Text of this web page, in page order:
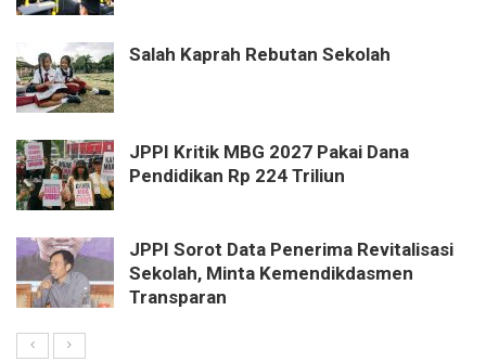
Salah Kaprah Rebutan Sekolah
JPPI Kritik MBG 2027 Pakai Dana
Pendidikan Rp 224 Triliun
JPPI Sorot Data Penerima Revitalisasi
Sekolah, Minta Kemendikdasmen
Transparan